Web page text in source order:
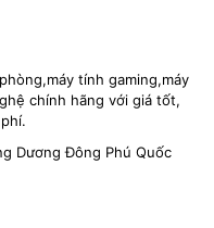
tính gaming,máy
chính hãng với giá tốt,
Dương Đông Phú Quốc